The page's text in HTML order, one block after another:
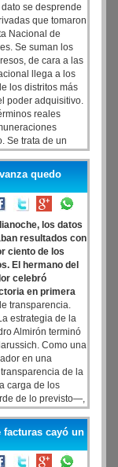
se desprende
que tomaron
Nacional de
Se suman los
de cara a las
llega a los
los distritos más
poder adquisitivo.
reales
Se trata de un
para medir la
quedo
los datos
resultados con
ciento de los
El hermano del
celebró
en primera
transparencia.
estrategia de la
Almirón terminó
Como una
en una
de la
carga de los
de lo previsto—,
confirmó que Juan
gobernador con
Paso de los
segundo lugar
facturas cayó un